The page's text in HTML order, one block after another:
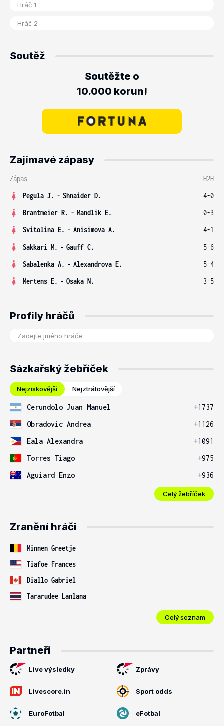
Soutěž
Soutěžte o
10.000 korun!
Zajímavé zápasy
Zápas
H2H
Pegula J. - Shnaider D.
4-0
Brantmeier R. - Mandlik E.
0-3
Svitolina E. - Anisimova A.
4-1
Sakkari M. - Gauff C.
5-6
Sabalenka A. - Alexandrova E.
5-4
Mertens E. - Osaka N. 3-5
Profily hráčů
Sázkařský žebříček
Nejziskovější Nejztrátovější
Cerundolo Juan Manuel
+1737
Obradovic Andrea
+1126
Eala Alexandra
+1091
Torres Tiago
+975
Aguiard Enzo
+936
Celý žebříček
Zranění hráči
Minnen Greetje
Tiafoe Frances
Diallo Gabriel
Tararudee Lanlana
Celý seznam
Partneři
Live výsledky Zprávy
Livescore.in Sport odds
EuroFotbal eFotbal